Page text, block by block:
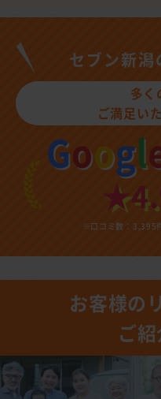
セブン新潟
多く
ご満足い
※口コミ数：3,395
お客様の
ご